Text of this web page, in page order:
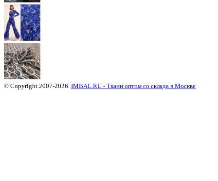
© Copyright 2007-2026. IMBAL.RU - Ткани оптом со склада в Москве